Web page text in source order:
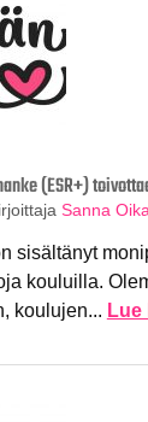
(ESR+)
Sanna
sisältänyt
kouluilla.
koulujen... Lue